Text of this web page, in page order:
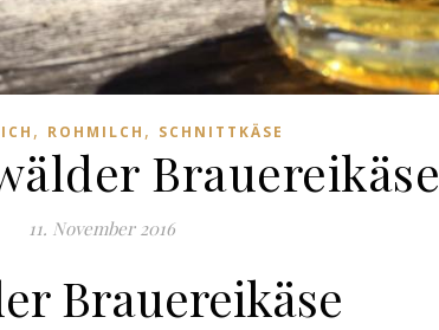
, ROHMILCH , SCHNITTKÄSE
Brauereikäse
11. November 2016
Brauereikäse